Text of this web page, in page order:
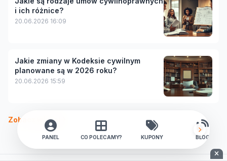
i ich różnice?
20.06.2026 16:09
Jakie zmiany w Kodeksie cywilnym
planowane są w 2026 roku?
20.06.2026 15:59
Zobacz więcej
PANEL CO POLECAMY? KUPONY BLOG